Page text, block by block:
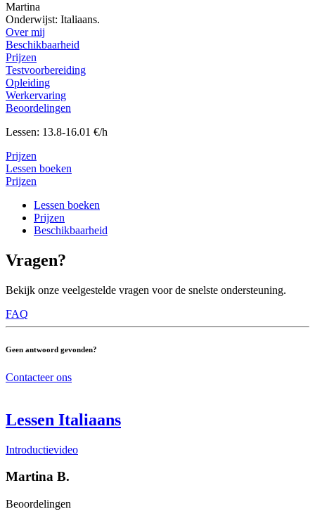
Martina
Onderwijst: Italiaans.
Over mij
Beschikbaarheid
Prijzen
Testvoorbereiding
Opleiding
Werkervaring
Beoordelingen
Lessen: 13.8-16.01 €/h
Prijzen
Lessen boeken
Prijzen
Lessen boeken
Prijzen
Beschikbaarheid
Vragen?
Bekijk onze veelgestelde vragen voor de snelste ondersteuning.
FAQ
Geen antwoord gevonden?
Contacteer ons
Lessen Italiaans
Introductievideo
Martina B.
Beoordelingen